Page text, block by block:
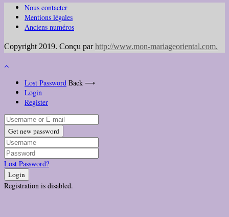
Nous contacter
Mentions légales
Anciens numéros
Copyright 2019. Conçu parhttp://www.mon-mariageoriental.com.
Lost Password Back ⟶
Login
Register
Get new password
Lost Password?
Login
Registration is disabled.